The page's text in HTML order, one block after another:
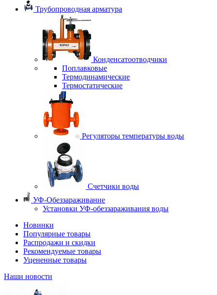
Трубопроводная арматура
Конденсатоотводчики
Поплавковые
Термодинамические
Термостатические
Регуляторы температуры воды
Счетчики воды
УФ-Обеззараживание
Установки УФ-обеззараживания воды
Новинки
Популярные товары
Распродажи и скидки
Рекомендуемые товары
Уцененные товары
Наши новости